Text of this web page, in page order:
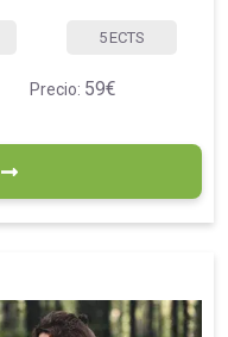
5 ECTS
Precio: 59€